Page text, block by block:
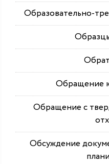
Образовательно-
Обращение
Обращение с
Обсуждение